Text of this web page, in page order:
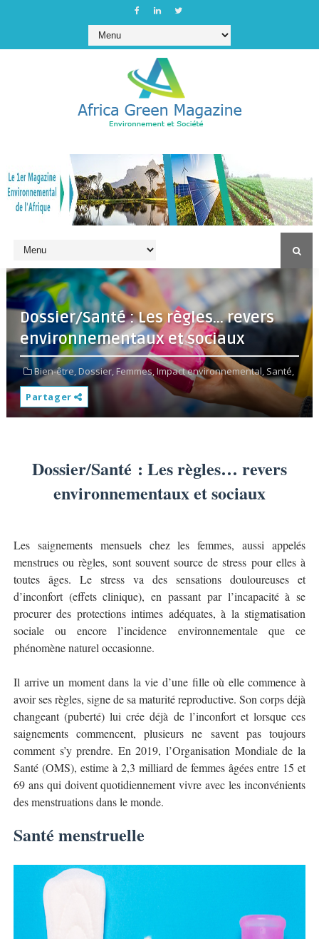
Dossier/Santé : Les règles… revers
environnementaux et sociaux
Bien-être,Dossier,Femmes,Impact environnemental, Santé,
Partager
Dossier/Santé : Les règles… revers
environnementaux et sociaux
Les saignements mensuels chez les femmes, aussi appelés
menstrues ou règles, sont souvent source de stress pour elles à
toutes âges. Le stress va des sensations douloureuses et
d’inconfort (effets clinique), en passant par l’incapacité à se
procurer des protections intimes adéquates, à la stigmatisation
sociale ou encore l’incidence environnementale que ce
phénomène naturel occasionne.
Il arrive un moment dans la vie d’une fille où elle commence à
avoir ses règles, signe de sa maturité reproductive. Son corps déjà
changeant (puberté) lui crée déjà de l’inconfort et lorsque ces
saignements commencent, plusieurs ne savent pas toujours
comment s’y prendre. En 2019, l’Organisation Mondiale de la
Santé (OMS), estime à 2,3 milliard de femmes âgées entre 15 et
69 ans qui doivent quotidiennement vivre avec les inconvénients
des menstruations dans le monde.
Santé menstruelle